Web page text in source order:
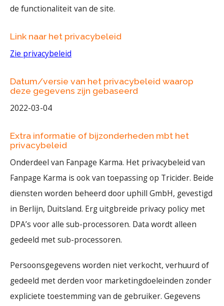
de functionaliteit van de site.
Link naar het privacybeleid
Zie privacybeleid
Datum/versie van het privacybeleid waarop
deze gegevens zijn gebaseerd
2022-03-04
Extra informatie of bijzonderheden mbt het
privacybeleid
Onderdeel van Fanpage Karma. Het privacybeleid van
Fanpage Karma is ook van toepassing op Tricider. Beide
diensten worden beheerd door uphill GmbH, gevestigd
in Berlijn, Duitsland. Erg uitgbreide privacy policy met
DPA’s voor alle sub-processoren. Data wordt alleen
gedeeld met sub-processoren.
Persoonsgegevens worden niet verkocht, verhuurd of
gedeeld met derden voor marketingdoeleinden zonder
expliciete toestemming van de gebruiker. Gegevens